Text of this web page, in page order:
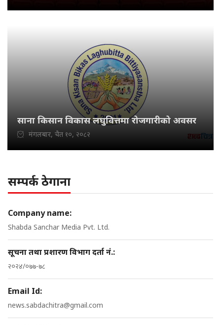
साना किसान विकास लघुवित्तमा रोजगारीको अवसर
मंगलबार, चैत १०, २०८२
सम्पर्क ठेगाना
Company name:
Shabda Sanchar Media Pvt. Ltd.
सूचना तथा प्रशारण विभाग दर्ता नं.:
२०२४/०७७-७८
Email Id:
news.sabdachitra@gmail.com